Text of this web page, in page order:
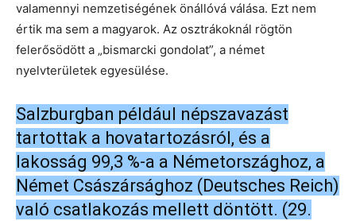
valamennyi nemzetiségének önállóvá válása. Ezt nem
értik ma sem a magyarok. Az osztrákoknál rögtön
felerősödött a „bismarcki gondolat”, a német
nyelvterületek egyesülése.
Salzburgban például népszavazást
tartottak a hovatartozásról, és a
lakosság 99,3 %-a a Németországhoz, a
Német Császársághoz (Deutsches Reich)
való csatlakozás mellett döntött. (29.